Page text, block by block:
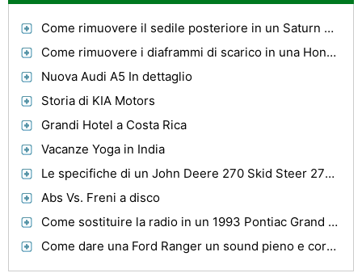
Come rimuovere il sedile posteriore in un Saturn Vue
Come rimuovere i diaframmi di scarico in una Honda Shadow 750 di Archivio
Nuova Audi A5 In dettaglio
Storia di KIA Motors
Grandi Hotel a Costa Rica
Vacanze Yoga in India
Le specifiche di un John Deere 270 Skid Steer 270 serie skid
Abs Vs. Freni a disco
Come sostituire la radio in un 1993 Pontiac Grand Am
Come dare una Ford Ranger un sound pieno e corposo